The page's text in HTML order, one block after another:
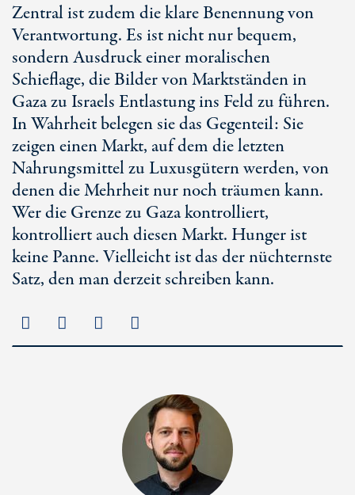
Zentral ist zudem die klare Benennung von
Verantwortung. Es ist nicht nur bequem,
sondern Ausdruck einer moralischen
Schieflage, die Bilder von Marktständen in
Gaza zu Israels Entlastung ins Feld zu führen.
In Wahrheit belegen sie das Gegenteil: Sie
zeigen einen Markt, auf dem die letzten
Nahrungsmittel zu Luxusgütern werden, von
denen die Mehrheit nur noch träumen kann.
Wer die Grenze zu Gaza kontrolliert,
kontrolliert auch diesen Markt. Hunger ist
keine Panne. Vielleicht ist das der nüchternste
Satz, den man derzeit schreiben kann.